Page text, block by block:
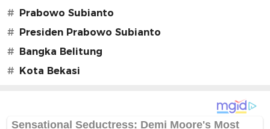
# Prabowo Subianto
# Presiden Prabowo Subianto
# Bangka Belitung
# Kota Bekasi